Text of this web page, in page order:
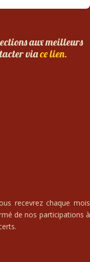
aux meilleurs
viace lien.
recevrez chaque mois
de nos participations à